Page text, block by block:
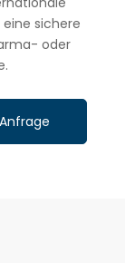
sichere
oder